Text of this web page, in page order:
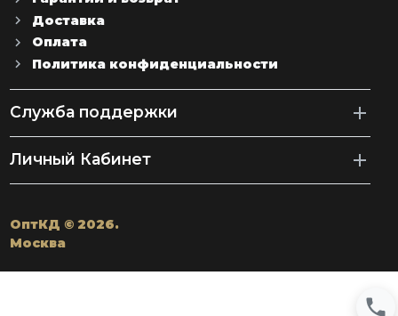
Доставка
Оплата
Политика конфиденциальности
Служба поддержки
Личный Кабинет
ОптКД © 2026.
Москва